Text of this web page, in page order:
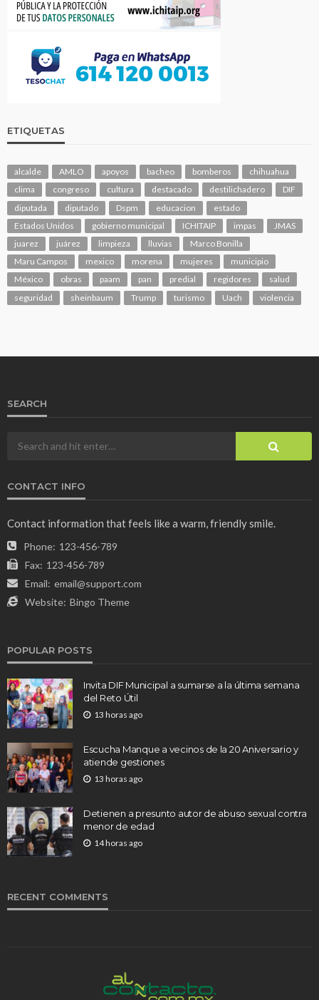
ETIQUETAS
alcalde AMLO apoyos bacheo bomberos
chihuahua
clima
congreso cultura destacado destilichadero
DIF
diputada
diputado Dspm educacion
estado
Estados Unidos
gobierno municipal ICHITAIP impas
JMAS
juarez
juárez limpieza lluvias
Marco Bonilla
Maru Campos
mexico morena mujeres
municipio
México
obras paam pan predial regidores
salud
seguridad
sheinbaum Trump turismo Uach violencia
SEARCH
CONTACT INFO
Contact information that feels like a warm, friendly smile.
Phone: 123-456-789
Fax: 123-456-789
Email: email@support.com
Website: Bingo Theme
POPULAR POSTS
Invita DIF Municipal a sumarse a la última semana
del Reto Útil
13 horas ago
Escucha Manque a vecinos de la 20 Aniversario y
atiende gestiones
13 horas ago
Detienen a presunto autor de abuso sexual contra
menor de edad
14 horas ago
RECENT COMMENTS